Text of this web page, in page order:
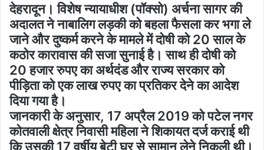
देहरादून। विशेष न्यायाधीश (पॉक्सो) अर्चना सागर की
अदालत ने नाबालिग लड़की को बहला फैसला कर भगा ले
जाने और दुष्कर्म करने के मामले में दोषी को 20 साल के
कठोर कारावास की सजा सुनाई है। साथ ही दोषी को
20 हजार रुपए का अर्थदंड और राज्य सरकार को
पीड़िता को एक लाख रुपए का प्रतिकर देने का आदेश
दिया गया है।
जानकारी के अनुसार, 17 अप्रैल 2019 को पटेल नगर
कोतवाली क्षेत्र निवासी महिला ने शिकायत दर्ज कराई थी
कि उसकी 17 वर्षीय बेटी घर से सामान लेने निकली थी।